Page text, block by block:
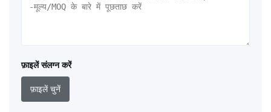
फ़ाइलें संलग्न करें
फ़ाइलें चुनें